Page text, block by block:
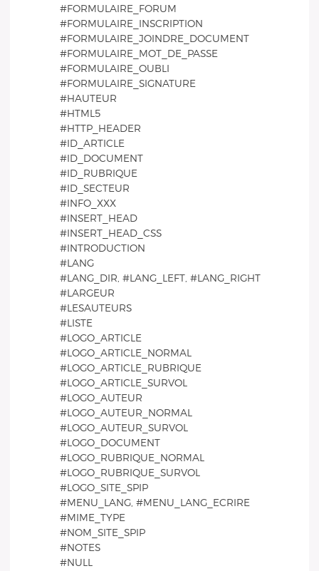
#FORMULAIRE_FORUM
#FORMULAIRE_INSCRIPTION
#FORMULAIRE_JOINDRE_DOCUMENT
#FORMULAIRE_MOT_DE_PASSE
#FORMULAIRE_OUBLI
#FORMULAIRE_SIGNATURE
#HAUTEUR
#HTML5
#HTTP_HEADER
#ID_ARTICLE
#ID_DOCUMENT
#ID_RUBRIQUE
#ID_SECTEUR
#INFO_XXX
#INSERT_HEAD
#INSERT_HEAD_CSS
#INTRODUCTION
#LANG
#LANG_DIR, #LANG_LEFT, #LANG_RIGHT
#LARGEUR
#LESAUTEURS
#LISTE
#LOGO_ARTICLE
#LOGO_ARTICLE_NORMAL
#LOGO_ARTICLE_RUBRIQUE
#LOGO_ARTICLE_SURVOL
#LOGO_AUTEUR
#LOGO_AUTEUR_NORMAL
#LOGO_AUTEUR_SURVOL
#LOGO_DOCUMENT
#LOGO_RUBRIQUE_NORMAL
#LOGO_RUBRIQUE_SURVOL
#LOGO_SITE_SPIP
#MENU_LANG, #MENU_LANG_ECRIRE
#MIME_TYPE
#NOM_SITE_SPIP
#NOTES
#NULL